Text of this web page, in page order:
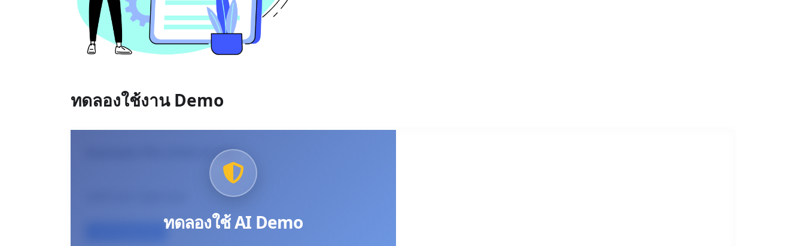
ทดลองใช้งาน Demo
ทดลองใช้ AI Demo
Example File (Click to try)